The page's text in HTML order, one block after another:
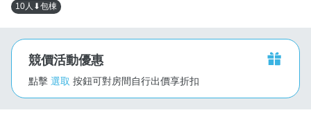
10人⬇包棟
競價活動優惠
點擊 選取 按鈕可對房間自行出價享折扣